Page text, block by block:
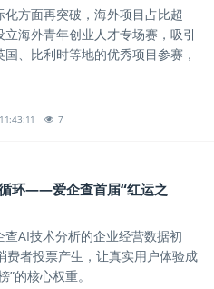
化方面再突破，海外项目占比超
立海外青年创业人才专场赛，吸引
、比利时等地的优秀项目参赛，
7
环——爱企查首届“红运之
查AI技术分析的企业经营数据初
费者投票产生，让真实用户体验成
”的核心权重。